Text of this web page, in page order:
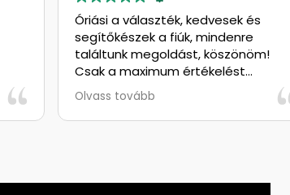
Óriási a választék, kedvesek és
segítőkészek a fiúk, mindenre
találtunk megoldást, köszönöm!
Csak a maximum értékelést
adhatom, gondolkodás nélkül! :)
Olvass tovább